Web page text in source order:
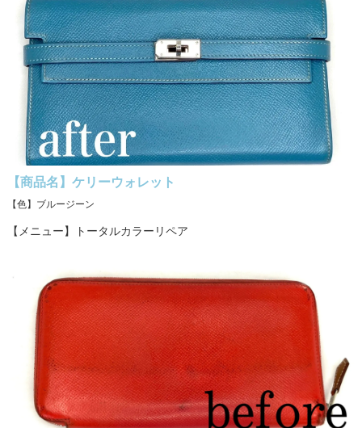
【商品名】ケリーウォレット
【色】ブルージーン
【メニュー】トータルカラーリペア